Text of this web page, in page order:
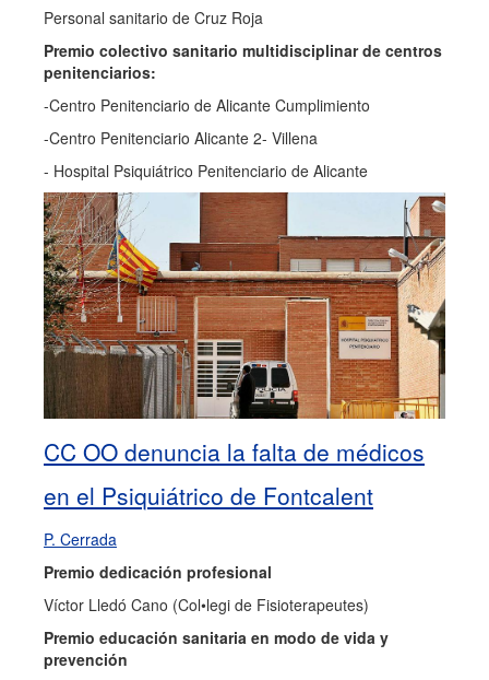
Personal sanitario de Cruz Roja
Premio colectivo sanitario multidisciplinar de centros
penitenciarios:
-Centro Penitenciario de Alicante Cumplimiento
-Centro Penitenciario Alicante 2- Villena
- Hospital Psiquiátrico Penitenciario de Alicante
CC OO denuncia la falta de médicos
en el Psiquiátrico de Fontcalent
P. Cerrada
Premio dedicación profesional
Víctor Lledó Cano (Col•legi de Fisioterapeutes)
Premio educación sanitaria en modo de vida y
prevención